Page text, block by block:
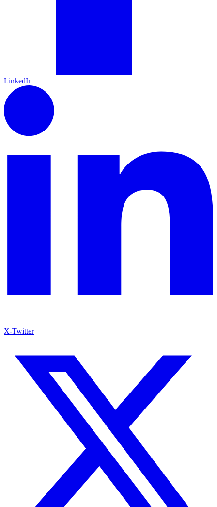
LinkedIn
X-Twitter